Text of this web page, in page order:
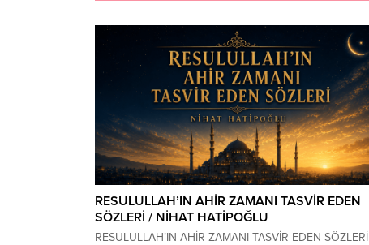
RESULULLAH’IN AHİR ZAMANI TASVİR EDEN
SÖZLERİ / NİHAT HATİPOĞLU
RESULULLAH’IN AHİR ZAMANI TASVİR EDEN SÖZLERİ